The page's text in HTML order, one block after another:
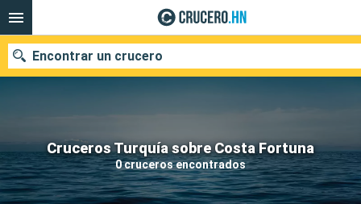
Cruceros Turquía sobre Costa Fortuna
0 cruceros encontrados
Encontrar un crucero
Nuestros destinos
Fecha de salida